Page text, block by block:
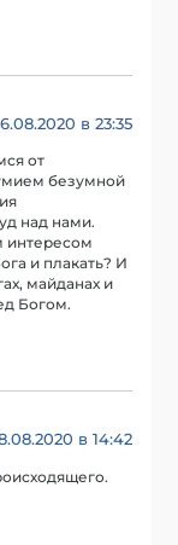
в 23:35
от
безумной
над нами.
интересом
и плакать? И
майданах и
Богом.
в 14:42